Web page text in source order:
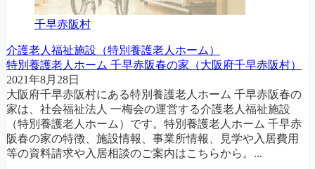
千早赤阪村
介護老人福祉施設（特別養護老人ホーム）
特別養護老人ホーム 千早赤阪春の家（大阪府千早赤阪村）
2021年8月28日
大阪府千早赤阪村にある特別養護老人ホーム 千早赤阪春の
家は、社会福祉法人 一梅会の運営する介護老人福祉施設
（特別養護老人ホーム）です。特別養護老人ホーム 千早赤
阪春の家の特徴、施設情報、事業所情報、見学や入居費用
等の資料請求や入居相談のご案内はこちらから。...